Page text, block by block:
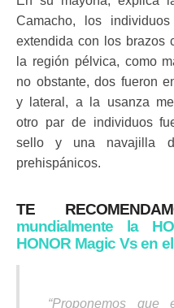
Camacho, los
extendida con los brazos
la región pélvica, como
no obstante, dos fueron
y lateral, a la usanza
otro par de individuos
sello y una navajilla
prehispánicos.
TE
mundialmente la
HONOR Magic Vs en
“Proponemos que